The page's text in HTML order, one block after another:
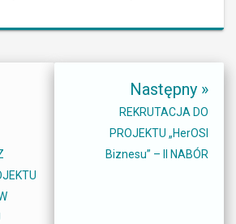
Następny »
REKRUTACJA DO
PROJEKTU „HerOSI
Biznesu” – II NABÓR